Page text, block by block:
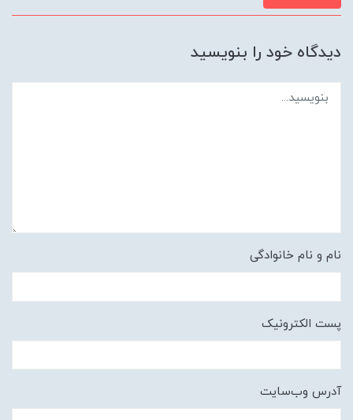
دیدگاه خود را بنویسید
نام و نام خانوادگی
پست الکترونیک
آدرس وب‌سایت